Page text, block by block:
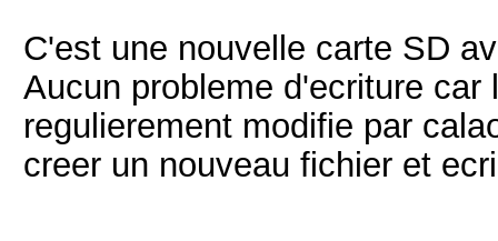
C'est une nouvelle carte SD
Aucun probleme d'ecriture
regulierement modifie par
creer un nouveau fichier et